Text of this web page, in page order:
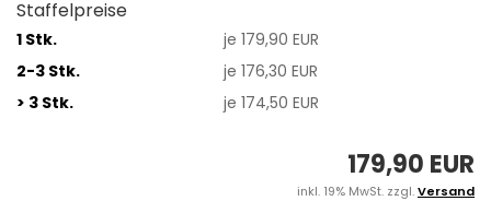
Staffelpreise
1 Stk.
je 179,90 EUR
2-3 Stk.
je 176,30 EUR
> 3 Stk.
je 174,50 EUR
179,90 EUR
inkl. 19% MwSt. zzgl.Versand